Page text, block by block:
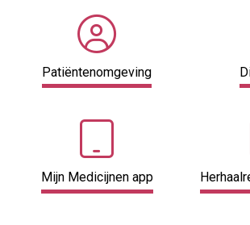
Patiëntenomgeving
Mijn Medicijnen app